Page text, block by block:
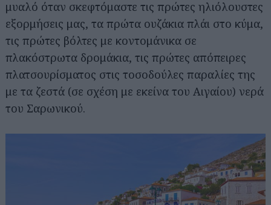
μυαλό όταν σκεφτόμαστε τις πρώτες ηλιόλουστες
εξορμήσεις μας, τα πρώτα ουζάκια πλάι στο κύμα,
τις πρώτες βόλτες με κοντομάνικα σε
πλακόστρωτα δρομάκια, τις πρώτες απόπειρες
πλατσουρίσματος στις τοσοδούλες παραλίες της
με τα ζεστά (σε σχέση με εκείνα του Αιγαίου) νερά
του Σαρωνικού.